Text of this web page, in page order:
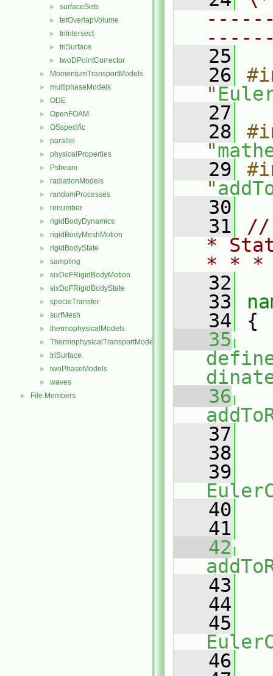
► surfaceSets
► tetOverlapVolume
► triIntersect
► triSurface
► twoDPointCorrector
► MomentumTransportModels
► multiphaseModels
► ODE
► OpenFOAM
► OSspecific
► parallel
► physicalProperties
► Pstream
► radiationModels
► randomProcesses
► renumber
► rigidBodyDynamics
► rigidBodyMeshMotion
► rigidBodyState
► sampling
► sixDoFRigidBodyMotion
► sixDoFRigidBodyState
► specieTransfer
► surfMesh
► thermophysicalModels
► ThermophysicalTransportModels
► triSurface
► twoPhaseModels
► waves
► File Members
   25
   26
"
   27
   28
"
   29
"
   30
   31
//
*
* *
   32
   33
   34
{
   35
   36
   37
   38
   39
   40
   41
   42
   43
   44
   45
   46